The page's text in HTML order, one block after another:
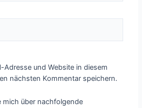
Adresse und Website in diesem
nächsten Kommentar speichern.
mich über nachfolgende